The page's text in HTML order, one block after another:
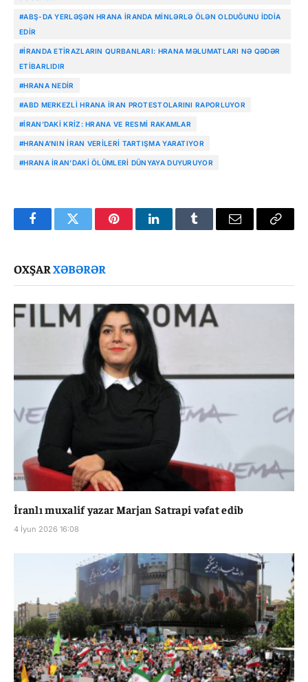
#ABŞ-DA YERLƏŞƏN HRANA İRANDA MINLƏRLƏ ÖLƏN OLDUĞUNU IDDIA
EDIR
#İRANDA ETIRAZLARIN QURBANLARI: HRANA MƏLUMATLARI NƏ QƏDƏR
ETIBARLIDIR
#HRANA NEDIR
#ABD MERKEZLI HRANA İRAN PROTESTOLARINI RAPORLUYOR
#İRAN’DAKI KRIZ: HRANA VE RESMI RAKAMLAR
#HRANA’NIN İRAN VERILERI TARTIŞMA YARATIYOR
#HRANA İRAN’DAKI ÖLÜMLERI DÜNYAYA DUYURUYOR
FacebookTwitter PinterestLinkedInTumblr Email
Copy
OXŞARXƏBƏRƏR
İranlı muxalif yazar Marjan Satrapi vəfat edib
4 İyun 2026 16:08